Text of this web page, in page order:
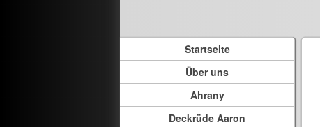
Startseite
Über uns
Ahrany
Deckrüde Aaron